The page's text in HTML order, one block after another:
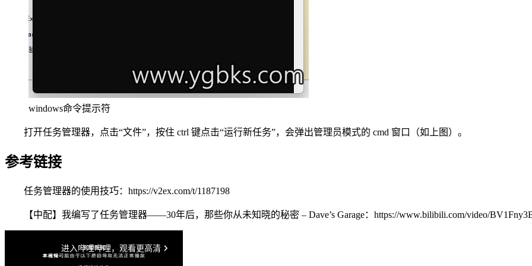
windows命令提示符
打开任务管理器，点击“文件”，按住 ctrl 键点击“运行新任务”，会弹出管理员模式的 cmd 窗口（如上图）。
参考链接
任务管理器的使用技巧：https://v2ex.com/t/1187198
【中配】我编写了任务管理器——30年后，那些你从未知晓的秘密 – Dave’s Garage：https://www.bilibili.com/video/